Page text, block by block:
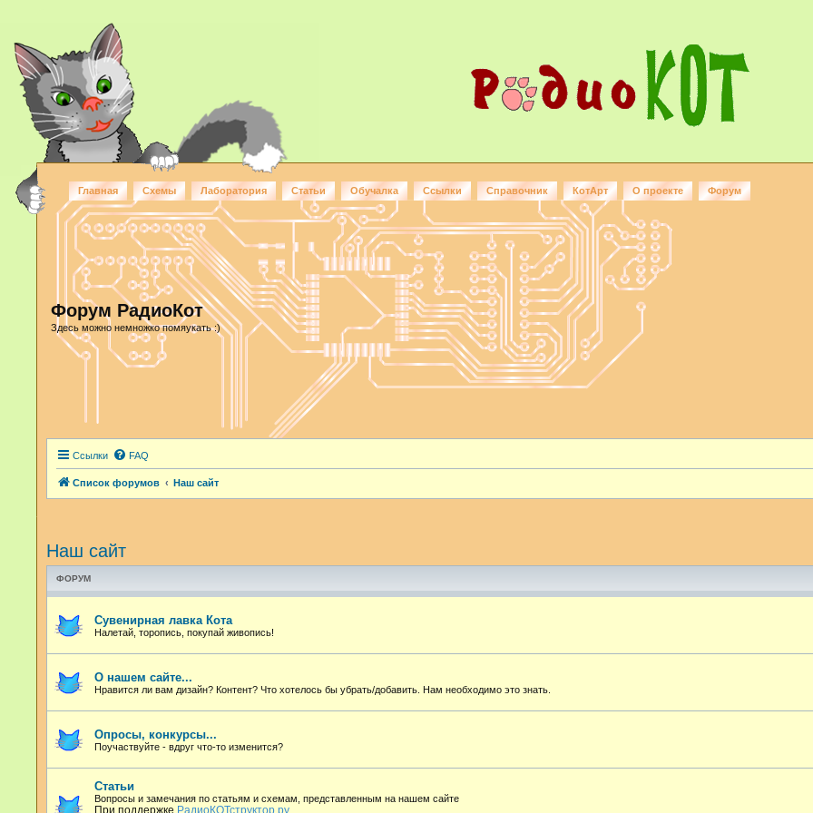
Главная Схемы Лаборатория Статьи Обучалка Ссылки Справочник КотАрт О проекте Форум
Форум РадиоКот
Здесь можно немножко помяукать :)
Ссылки FAQ
Список форумов Наш сайт
Наш сайт
ФОРУМ
Сувенирная лавка Кота
Налетай, торопись, покупай живопись!
О нашем сайте...
Нравится ли вам дизайн? Контент? Что хотелось бы убрать/добавить. Нам необходимо это знать.
Опросы, конкурсы...
Поучаствуйте - вдруг что-то изменится?
Статьи
Вопросы и замечания по статьям и схемам, представленным на нашем сайте
При поддержке РадиоКОТструктор.ру